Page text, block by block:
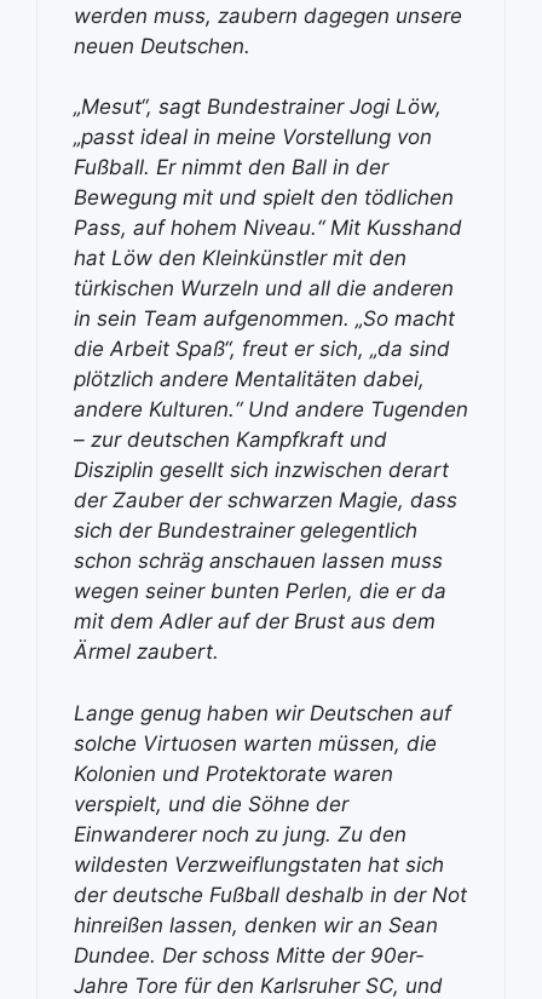
werden muss, zaubern dagegen unsere
neuen Deutschen.
„Mesut“, sagt Bundestrainer Jogi Löw,
„passt ideal in meine Vorstellung von
Fußball. Er nimmt den Ball in der
Bewegung mit und spielt den tödlichen
Pass, auf hohem Niveau.“ Mit Kusshand
hat Löw den Kleinkünstler mit den
türkischen Wurzeln und all die anderen
in sein Team aufgenommen. „So macht
die Arbeit Spaß“, freut er sich, „da sind
plötzlich andere Mentalitäten dabei,
andere Kulturen.“ Und andere Tugenden
– zur deutschen Kampfkraft und
Disziplin gesellt sich inzwischen derart
der Zauber der schwarzen Magie, dass
sich der Bundestrainer gelegentlich
schon schräg anschauen lassen muss
wegen seiner bunten Perlen, die er da
mit dem Adler auf der Brust aus dem
Ärmel zaubert.
Lange genug haben wir Deutschen auf
solche Virtuosen warten müssen, die
Kolonien und Protektorate waren
verspielt, und die Söhne der
Einwanderer noch zu jung. Zu den
wildesten Verzweiflungstaten hat sich
der deutsche Fußball deshalb in der Not
hinreißen lassen, denken wir an Sean
Dundee. Der schoss Mitte der 90er-
Jahre Tore für den Karlsruher SC, und